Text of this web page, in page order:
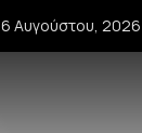
6 Αυγούστου, 2026